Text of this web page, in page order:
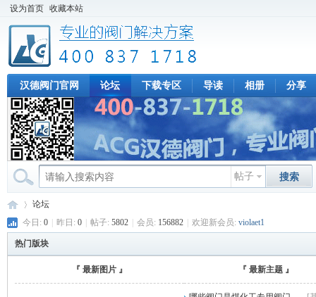
设为首页 收藏本站
汉德阀门官网 论坛 下载专区 导读 相册 分享
帖子 搜索
论坛
今日: 0 昨日: 0 帖子: 5802 会员: 156882 欢迎新会员: violaet1
热门版块
『 最新图片 』 『 最新主题 』